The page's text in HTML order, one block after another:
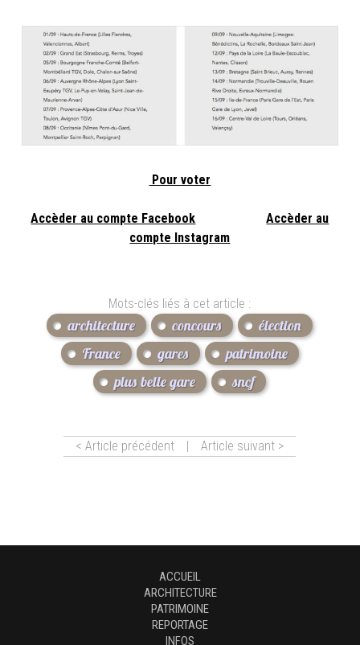
Pour voter
Accèder au compte Facebook
Accèder au
compte Instagram
Mots-clés liés à cet article :
architecture concours
élection
France
gares
patrimoine
plus belle gare
sncf
< Article précédent | Article suivant >
ACCUEIL
ARCHITECTURE
PATRIMOINE
REPORTAGE
INFOS